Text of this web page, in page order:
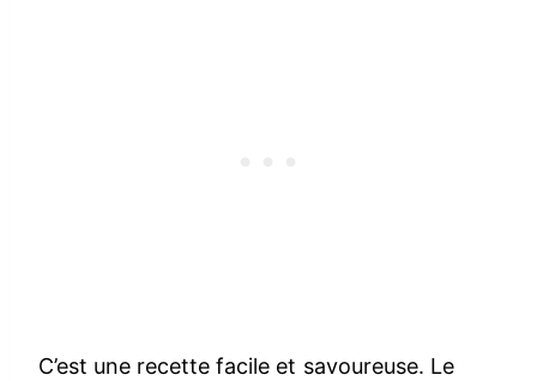
C’est une recette facile et savoureuse. Le